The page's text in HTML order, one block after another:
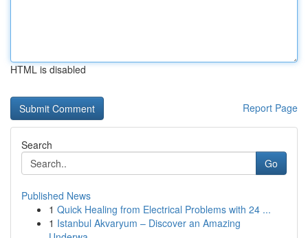
HTML is disabled
Report Page
Search
Go
Published News
1 Quick Healing from Electrical Problems with 24 ...
1 Istanbul Akvaryum – Discover an Amazing